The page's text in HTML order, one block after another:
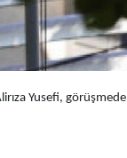
Yusefi, görüşmede